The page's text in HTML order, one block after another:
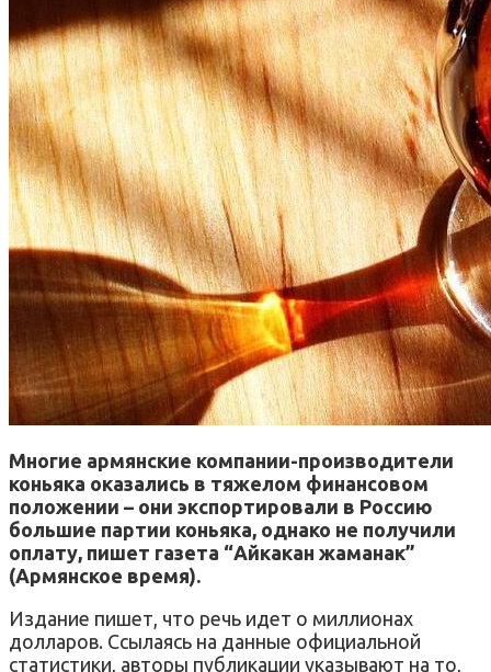
Многие армянские компании-производители
коньяка оказались в тяжелом финансовом
положении – они экспортировали в Россию
большие партии коньяка, однако не получили
оплату, пишет газета “Айкакан жаманак”
(Армянское время).
Издание пишет, что речь идет о миллионах
долларов. Ссылаясь на данные официальной
статистики, авторы публикации указывают на то,